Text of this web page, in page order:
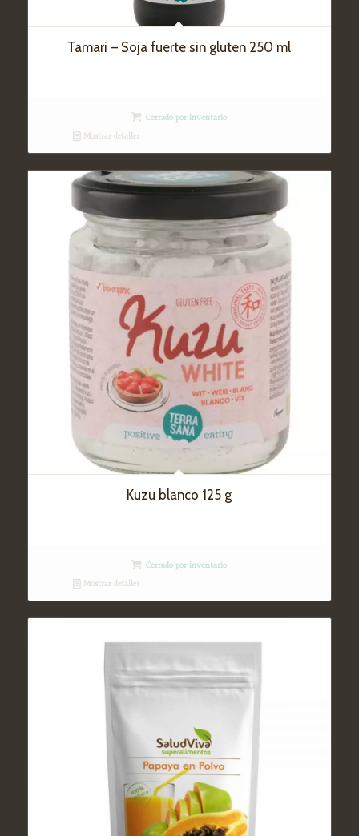
Tamari – Soja fuerte sin gluten 250 ml
Cerrado por inventario
Mostrar detalles
Kuzu blanco 125 g
Cerrado por inventario
Mostrar detalles